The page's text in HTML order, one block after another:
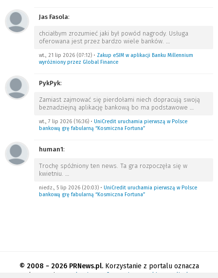
Jas Fasola:
chciałbym zrozumieć jaki był powód nagrody. Usługa
oferowana jest przez bardzo wiele banków. …
wt., 21 lip 2026 (07:12) • Zakup eSIM w aplikacji Banku Millennium
wyróżniony przez Global Finance
PykPyk:
Zamiast zajmować się pierdołami niech dopracują swoją
beznadziejną aplikację bankową bo ma podstawowe …
wt., 7 lip 2026 (16:36) • UniCredit uruchamia pierwszą w Polsce
bankową grę fabularną “Kosmiczna Fortuna”
human1:
Trochę spóźniony ten news. Ta gra rozpoczęła się w
kwietniu. …
niedz., 5 lip 2026 (20:03) • UniCredit uruchamia pierwszą w Polsce
bankową grę fabularną “Kosmiczna Fortuna”
© 2008 − 2026 PRNews.pl.Korzystanie z portalu oznacza
akceptację
regulaminu Informacja o cookies Polityka